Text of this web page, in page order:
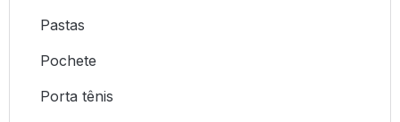
Pastas
Pochete
Porta tênis